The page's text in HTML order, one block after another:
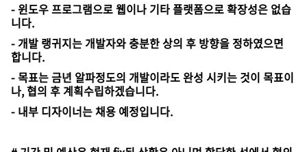
- 윈도우 프로그램으로 웹이나 기타 플랫폼으로 확장성은 없습
니다.
- 개발 랭귀지는 개발자와 충분한 상의 후 방향을 정하였으면
합니다.
- 목표는 금년 알파정도의 개발이라도 완성 시키는 것이 목표이
나, 협의 후 계획수립하겠습니다.
- 내부 디자이너는 채용 예정입니다.